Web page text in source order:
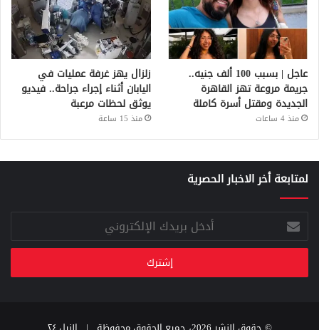
عاجل | بسبب 100 ألف جنيه..
جريمة مروعة تهز القاهرة
الجديدة ومقتل أسرة كاملة
منذ 4 ساعات
زلزال يهز غرفة عمليات في
اليابان أثناء إجراء جراحة.. فيديو
يوثق لحظات مرعبة
منذ 15 ساعة
لمتابعة أخر الاخبار الحصرية
أدخل
بريدك
الإلكتروني